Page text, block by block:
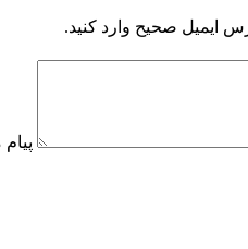
ایمیل صحیح وارد کنید.